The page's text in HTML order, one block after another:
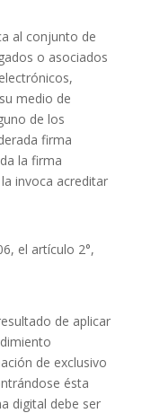
al conjunto de
o asociados
medio de
de los
firma
la firma
invoca acreditar
el artículo 2°,
de aplicar
de exclusivo
ésta
digital debe ser